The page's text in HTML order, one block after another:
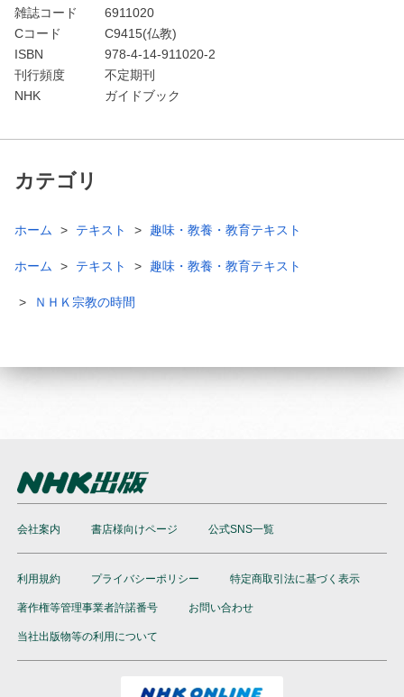
雑誌コード
6911020
Cコード
C9415(仏教)
ISBN
978-4-14-911020-2
刊行頻度
不定期刊
NHK
ガイドブック
カテゴリ
ホーム テキスト 趣味・教養・教育テキスト
ホーム テキスト 趣味・教養・教育テキスト
ＮＨＫ宗教の時間
会社案内 書店様向けページ 公式SNS一覧
利用規約 プライバシーポリシー 特定商取引法に基づく表示
著作権等管理事業者許諾番号 お問い合わせ
当社出版物等の利用について